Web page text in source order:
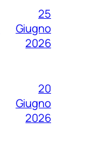
25
Giugno
2026
20
Giugno
2026